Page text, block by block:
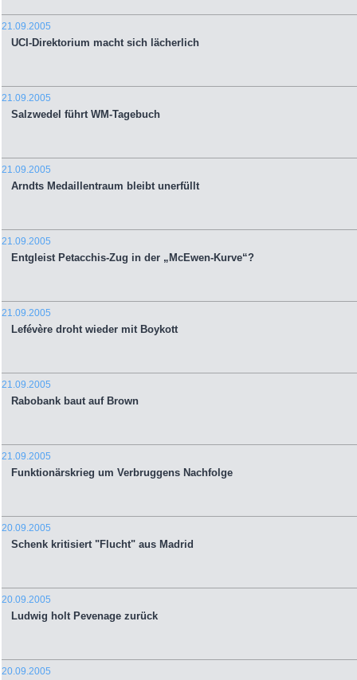
21.09.2005
UCI-Direktorium macht sich lächerlich
21.09.2005
Salzwedel führt WM-Tagebuch
21.09.2005
Arndts Medaillentraum bleibt unerfüllt
21.09.2005
Entgleist Petacchis-Zug in der „McEwen-Kurve“?
21.09.2005
Lefévère droht wieder mit Boykott
21.09.2005
Rabobank baut auf Brown
21.09.2005
Funktionärskrieg um Verbruggens Nachfolge
20.09.2005
Schenk kritisiert "Flucht" aus Madrid
20.09.2005
Ludwig holt Pevenage zurück
20.09.2005